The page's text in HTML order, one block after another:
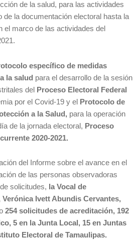
de la salud, para las actividades
de la documentación electoral hasta la
el marco de las actividades del
específico de medidas
la salud para el desarrollo de la sesión
del
Proceso Electoral Federal
por el Covid-19 y el
Protocolo de
a la Salud, para la operación
de la jornada electoral, Proceso
2020-2021.
del Informe sobre el avance en el
de las personas observadoras
solicitudes, la Vocal de
Ivett Abundis Cervantes,
254 solicitudes de acreditación, 192
5 en la Junta Local, 15 en Juntas
Electoral de Tamaulipas.